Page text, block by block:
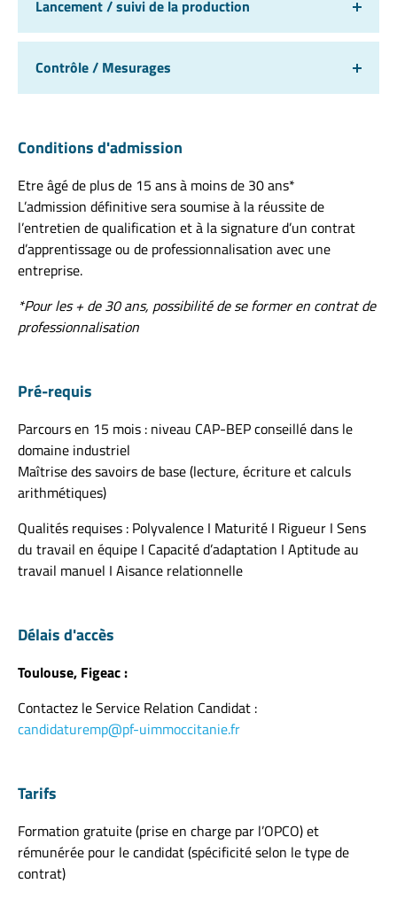
Lancement / suivi de la production
Contrôle / Mesurages
Conditions d'admission
Etre âgé de plus de 15 ans à moins de 30 ans*
L’admission définitive sera soumise à la réussite de
l’entretien de qualification et à la signature d’un contrat
d’apprentissage ou de professionnalisation avec une
entreprise.
*Pour les + de 30 ans, possibilité de se former en contrat de
professionnalisation
Pré-requis
Parcours en 15 mois : niveau CAP-BEP conseillé dans le
domaine industriel
Maîtrise des savoirs de base (lecture, écriture et calculs
arithmétiques)
Qualités requises : Polyvalence I Maturité I Rigueur I Sens
du travail en équipe I Capacité d’adaptation I Aptitude au
travail manuel I Aisance relationnelle
Délais d'accès
Toulouse, Figeac :
Contactez le Service Relation Candidat :
candidaturemp@pf-uimmoccitanie.fr
Tarifs
Formation gratuite (prise en charge par l’OPCO) et
rémunérée pour le candidat (spécificité selon le type de
contrat)